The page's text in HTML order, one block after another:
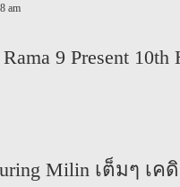
am
9 Present 10th
Milin เต็มๆ เค